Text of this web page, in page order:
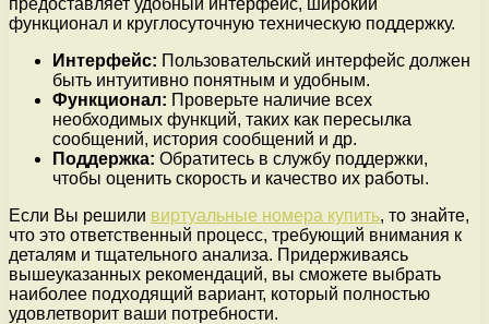
функционал и круглосуточную техническую поддержку.
Интерфейс: Пользовательский интерфейс должен
быть интуитивно понятным и удобным.
Функционал: Проверьте наличие всех
необходимых функций, таких как пересылка
сообщений, история сообщений и др.
Поддержка: Обратитесь в службу поддержки,
чтобы оценить скорость и качество их работы.
Если Вы решили виртуальные номера купить, то знайте,
что это ответственный процесс, требующий внимания к
деталям и тщательного анализа. Придерживаясь
вышеуказанных рекомендаций, вы сможете выбрать
наиболее подходящий вариант, который полностью
удовлетворит ваши потребности.